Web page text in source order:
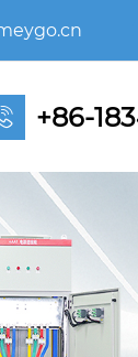
+86-